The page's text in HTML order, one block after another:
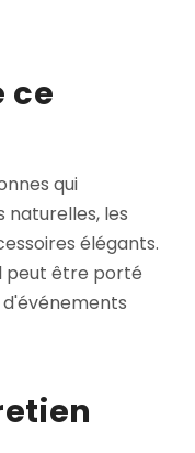
ce
qui
naturelles, les
élégants.
peut être porté
d'événements